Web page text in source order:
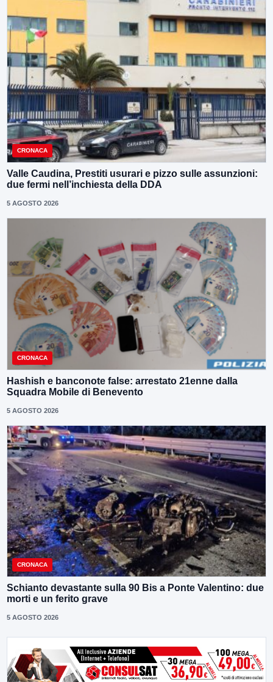
CRONACA
Valle Caudina, Prestiti usurari e pizzo sulle assunzioni:
due fermi nell’inchiesta della DDA
5 AGOSTO 2026
CRONACA
Hashish e banconote false: arrestato 21enne dalla
Squadra Mobile di Benevento
5 AGOSTO 2026
CRONACA
Schianto devastante sulla 90 Bis a Ponte Valentino: due
morti e un ferito grave
5 AGOSTO 2026